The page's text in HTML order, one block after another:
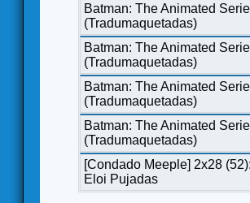
Batman: The Animated
(Tradumaquetadas)
Batman: The Animated
(Tradumaquetadas)
Batman: The Animated
(Tradumaquetadas)
Batman: The Animated
(Tradumaquetadas)
[Condado Meeple] 2x28
Eloi Pujadas